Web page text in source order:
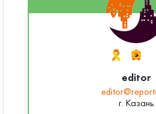
editor
г. Казань